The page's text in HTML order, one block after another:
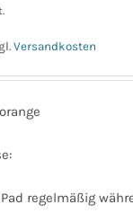
Versandkosten
regelmäßig